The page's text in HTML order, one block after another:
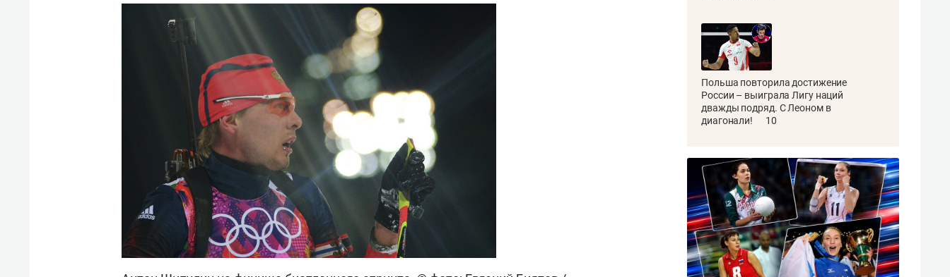
Польша повторила достижение
России – выиграла Лигу наций
дважды подряд. С Леоном в
диагонали!
10